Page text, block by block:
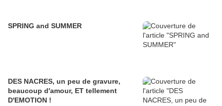
SPRING and SUMMER
DES NACRES, un peu de gravure,
beaucoup d'amour, ET tellement
D'EMOTION !